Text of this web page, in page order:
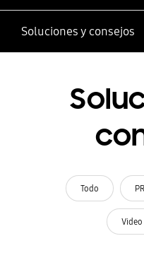
Soluciones y consejos
Todo